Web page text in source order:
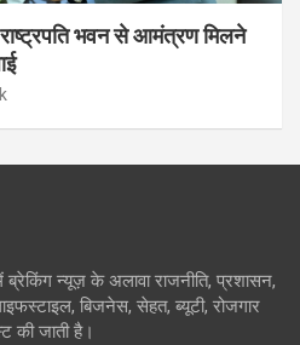
भवन से आमंत्रण मिलने
ब्रेकिंग न्यूज़ के अलावा राजनीति, प्रशासन,
बिजनेस, सेहत, ब्यूटी, रोजगार
की जाती है।